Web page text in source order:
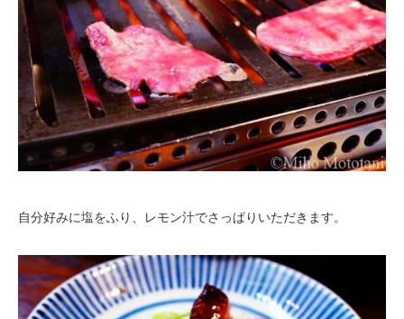
自分好みに塩をふり、レモン汁でさっぱりいただきます。